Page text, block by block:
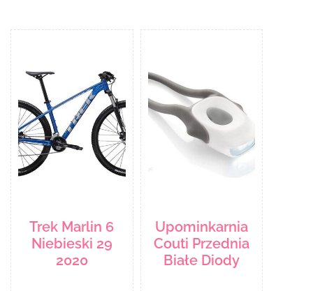
Trek Marlin 6
Niebieski 29
2020
Upominkarnia
Couti Przednia
Białe Diody